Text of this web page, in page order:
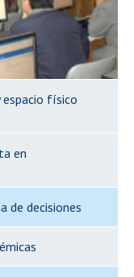
físico
en
de decisiones